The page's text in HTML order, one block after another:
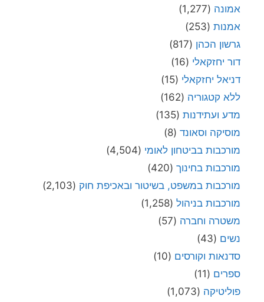
אמונה (1,277)
אמנות (253)
גרשון הכהן (817)
דור יחזקאלי (16)
דניאל יחזקאלי (15)
ללא קטגוריה (162)
מדע ועתידנות (135)
מוסיקה וסאונד (8)
מורכבות בביטחון לאומי (4,504)
מורכבות בחינוך (420)
מורכבות במשפט, בשיטור ובאכיפת חוק (2,103)
מורכבות בניהול (1,258)
משטרה וחברה (57)
נשים (43)
סדנאות וקורסים (10)
ספרים (11)
פוליטיקה (1,073)